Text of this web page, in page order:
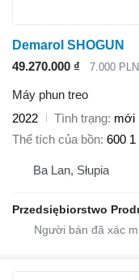
Demarol SHOGUN
49.270.000 ₫
7.000 PLN
Máy phun treo
2022
Tình trạng mới
Thể tích của bồn 600 1
Ba Lan, Słupia